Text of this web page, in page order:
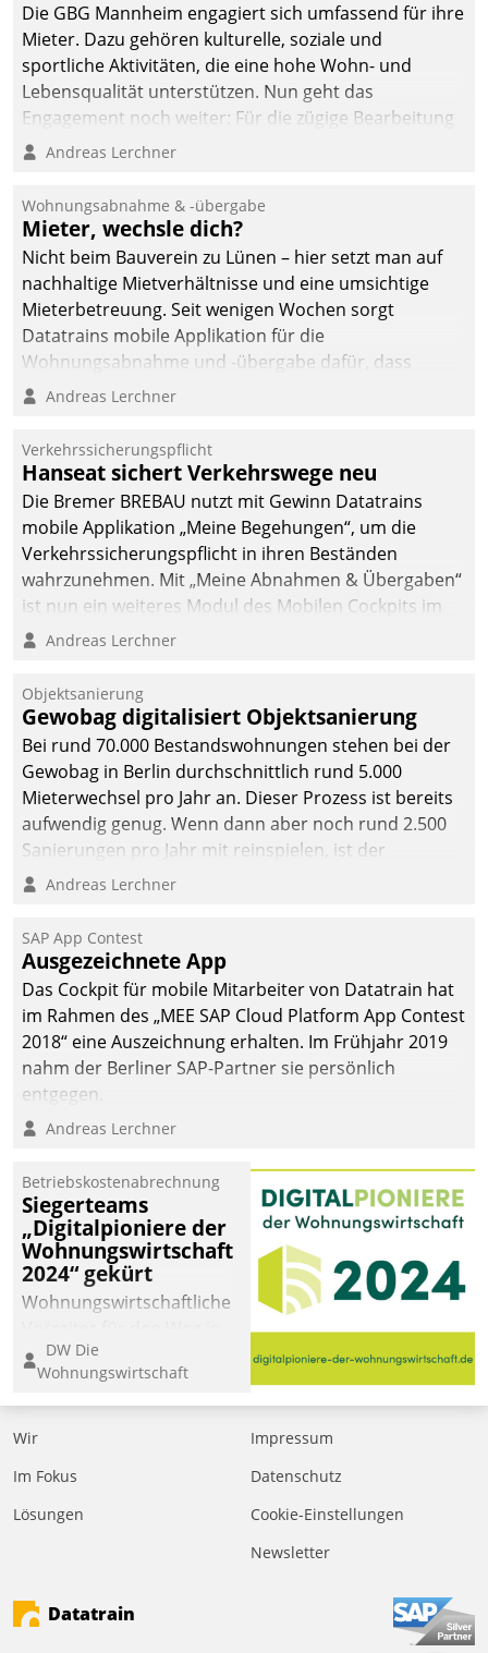
Die GBG Mannheim engagiert sich umfassend für ihre
Mieter. Dazu gehören kulturelle, soziale und
sportliche Aktivitäten, die eine hohe Wohn- und
Lebensqualität unterstützen. Nun geht das
Engagement noch weiter: Für die zügige Bearbeitung
von Beschwerden – oder Lob – richtet das
und Beschwerde-Management einen eigenen Kanal
ein.
Andreas Lerchner
Wohnungsabnahme & -übergabe
Mieter, wechsle dich?
Nicht beim Bauverein zu Lünen – hier setzt man auf
nachhaltige Mietverhältnisse und eine umsichtige
Mieterbetreuung. Seit wenigen Wochen sorgt
Datatrains mobile Applikation für die
Wohnungsabnahme und -übergabe dafür, dass
Mieter wohlgeordnet kommen und, so es sein muss,
Andreas Lerchner
Verkehrssicherungspflicht
Hanseat sichert Verkehrswege neu
Die Bremer BREBAU nutzt mit Gewinn Datatrains
mobile Applikation „Meine Begehungen“, um die
Verkehrssicherungspflicht in ihren Beständen
wahrzunehmen. Mit „Meine Abnahmen & Übergaben“
ist nun ein weiteres Modul des Mobilen Cockpits im
Einsatz.
Andreas Lerchner
Objektsanierung
Gewobag digitalisiert Objektsanierung
Bei rund 70.000 Bestandswohnungen stehen bei der
Gewobag in Berlin durchschnittlich rund 5.000
Mieterwechsel pro Jahr an. Dieser Prozess ist bereits
aufwendig genug. Wenn dann aber noch rund 2.500
Sanierungen pro Jahr mit reinspielen, ist der
Betreuungs- und Organisationsaufwand immens. Im
kommunale Wohnungsbauunternehmen daher
gemeinsam mit der Berliner Datatrain GmbH den
Teilprozess der Objektsanierung digitalisiert.
Andreas Lerchner
SAP App Contest
Ausgezeichnete App
Das Cockpit für mobile Mitarbeiter von Datatrain hat
im Rahmen des „MEE SAP Cloud Platform App Contest
2018“ eine Auszeichnung erhalten. Im Frühjahr 2019
nahm der Berliner SAP-Partner sie persönlich
entgegen.
Andreas Lerchner
Betriebskostenabrechnung
Siegerteams
„Digitalpioniere der
Wohnungswirtschaft
2024“ gekürt
Wohnungswirtschaftliche
eine digitale Zukunft zu
finden, ist das Ziel des
Awards „Digitalpioniere
der
Bewerben können sich
dafür ein Team
DW Die
Wohnungswirtschaft
Wir
Im Fokus
Lösungen
Impressum
Datenschutz
Cookie-Einstellungen
Newsletter
Datatrain